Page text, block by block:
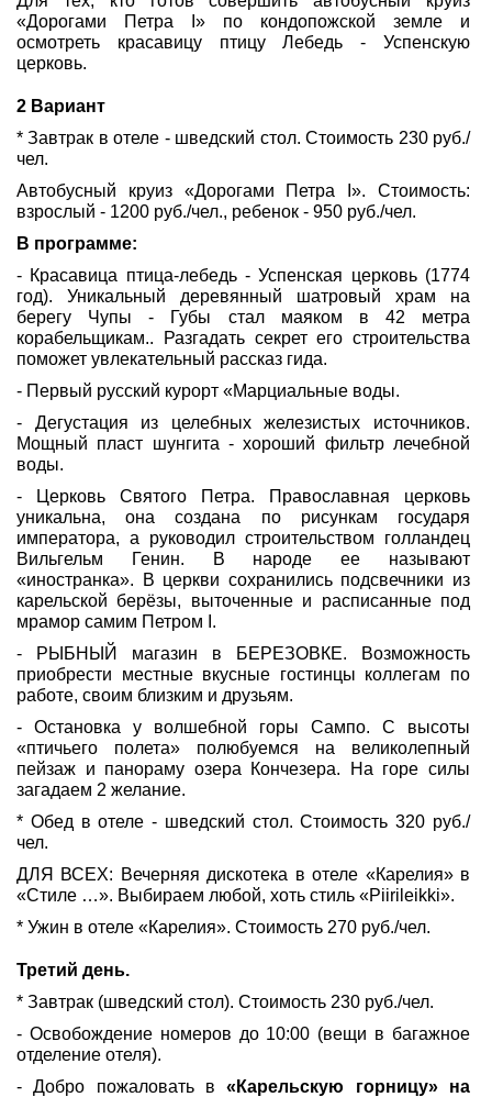
«Дорогами Петра I» по кондопожской земле и
осмотреть красавицу птицу Лебедь - Успенскую
церковь.
2 Вариант
* Завтрак в отеле - шведский стол. Стоимость 230 руб./
чел.
Автобусный круиз «Дорогами Петра I». Стоимость:
взрослый - 1200 руб./чел., ребенок - 950 руб./чел.
В программе:
- Красавица птица-лебедь - Успенская церковь (1774
год). Уникальный деревянный шатровый храм на
берегу Чупы - Губы стал маяком в 42 метра
корабельщикам.. Разгадать секрет его строительства
поможет увлекательный рассказ гида.
- Первый русский курорт «Марциальные воды.
- Дегустация из целебных железистых источников.
Мощный пласт шунгита - хороший фильтр лечебной
воды.
- Церковь Святого Петра. Православная церковь
уникальна, она создана по рисункам государя
императора, а руководил строительством голландец
Вильгельм Генин. В народе ее называют
«иностранка». В церкви сохранились подсвечники из
карельской берёзы, выточенные и расписанные под
мрамор самим Петром I.
- РЫБНЫЙ магазин в БЕРЕЗОВКЕ. Возможность
приобрести местные вкусные гостинцы коллегам по
работе, своим близким и друзьям.
- Остановка у волшебной горы Сампо. С высоты
«птичьего полета» полюбуемся на великолепный
пейзаж и панораму озера Кончезера. На горе силы
загадаем 2 желание.
* Обед в отеле - шведский стол. Стоимость 320 руб./
чел.
ДЛЯ ВСЕХ: Вечерняя дискотека в отеле «Карелия» в
«Стиле …». Выбираем любой, хоть стиль «Piirileikki».
* Ужин в отеле «Карелия». Стоимость 270 руб./чел.
Третий день.
* Завтрак (шведский стол). Стоимость 230 руб./чел.
- Освобождение номеров до 10:00 (вещи в багажное
отделение отеля).
- Добро пожаловать в«Карельскую горницу» на